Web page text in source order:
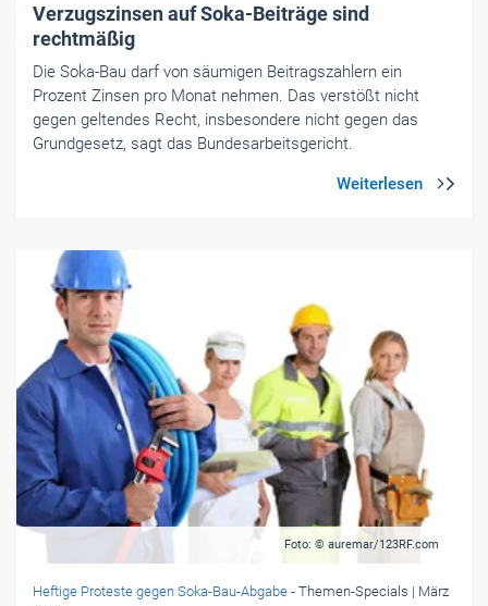
Verzugszinsen auf Soka-Beiträge sind
rechtmäßig
Die Soka-Bau darf von säumigen Beitragszahlern ein
Prozent Zinsen pro Monat nehmen. Das verstößt nicht
gegen geltendes Recht, insbesondere nicht gegen das
Grundgesetz, sagt das Bundesarbeitsgericht.
Foto: © auremar/123RF.com
Heftige Proteste gegen Soka-Bau-Abgabe - Themen-Specials | März